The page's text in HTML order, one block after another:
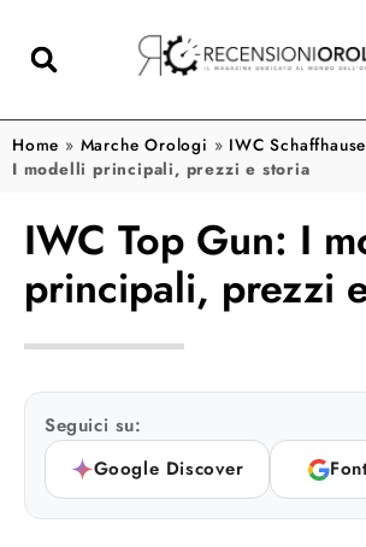
Home » Marche Orologi » IWC
I modelli principali, prezzi e storia
IWC Top Gun: I
principali, prezzi
Seguici su:
Google Discover